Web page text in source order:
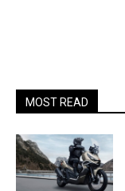
MOST READ